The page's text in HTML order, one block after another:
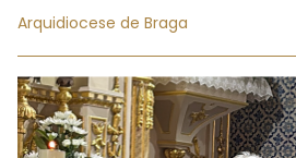
Arquidiocese de Braga